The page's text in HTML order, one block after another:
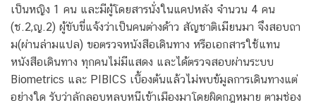
เป็นหญิง 1 คน และมีผู้โดยสารนั่งในแคปหลัง จำนวน 4 คน
(ช.2,ญ.2) ผู้ขับขี่แจ้งว่าเป็นคนต่างด้าว สัญชาติเมียนมา จึงสอบถา
ม(ผ่านล่ามแปล) ขอตรวจหนังสือเดินทาง หรือเอกสารใช้แทน
หนังสือเดินทาง ทุกคนไม่มีแสดง และได้ตรวจสอบผ่านระบบ
Biometrics และ PIBICS เบื้องต้นแล้วไม่พบข้มูลการเดินทางแต่
อย่างใด รับว่าลักลอบหลบหนีเข้าเมืองมาโดยผิดกฎหมาย ตามช่อง